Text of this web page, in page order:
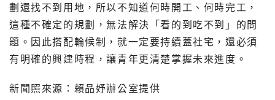
劃還找不到用地，所以不知道何時開工、何時完工，
這種不確定的規劃，無法解決「看的到吃不到」的問
題。因此搭配輪候制，就一定要持續蓋社宅，還必須
有明確的興建時程，讓青年更清楚掌握未來進度。
新聞照來源：賴品妤辦公室提供